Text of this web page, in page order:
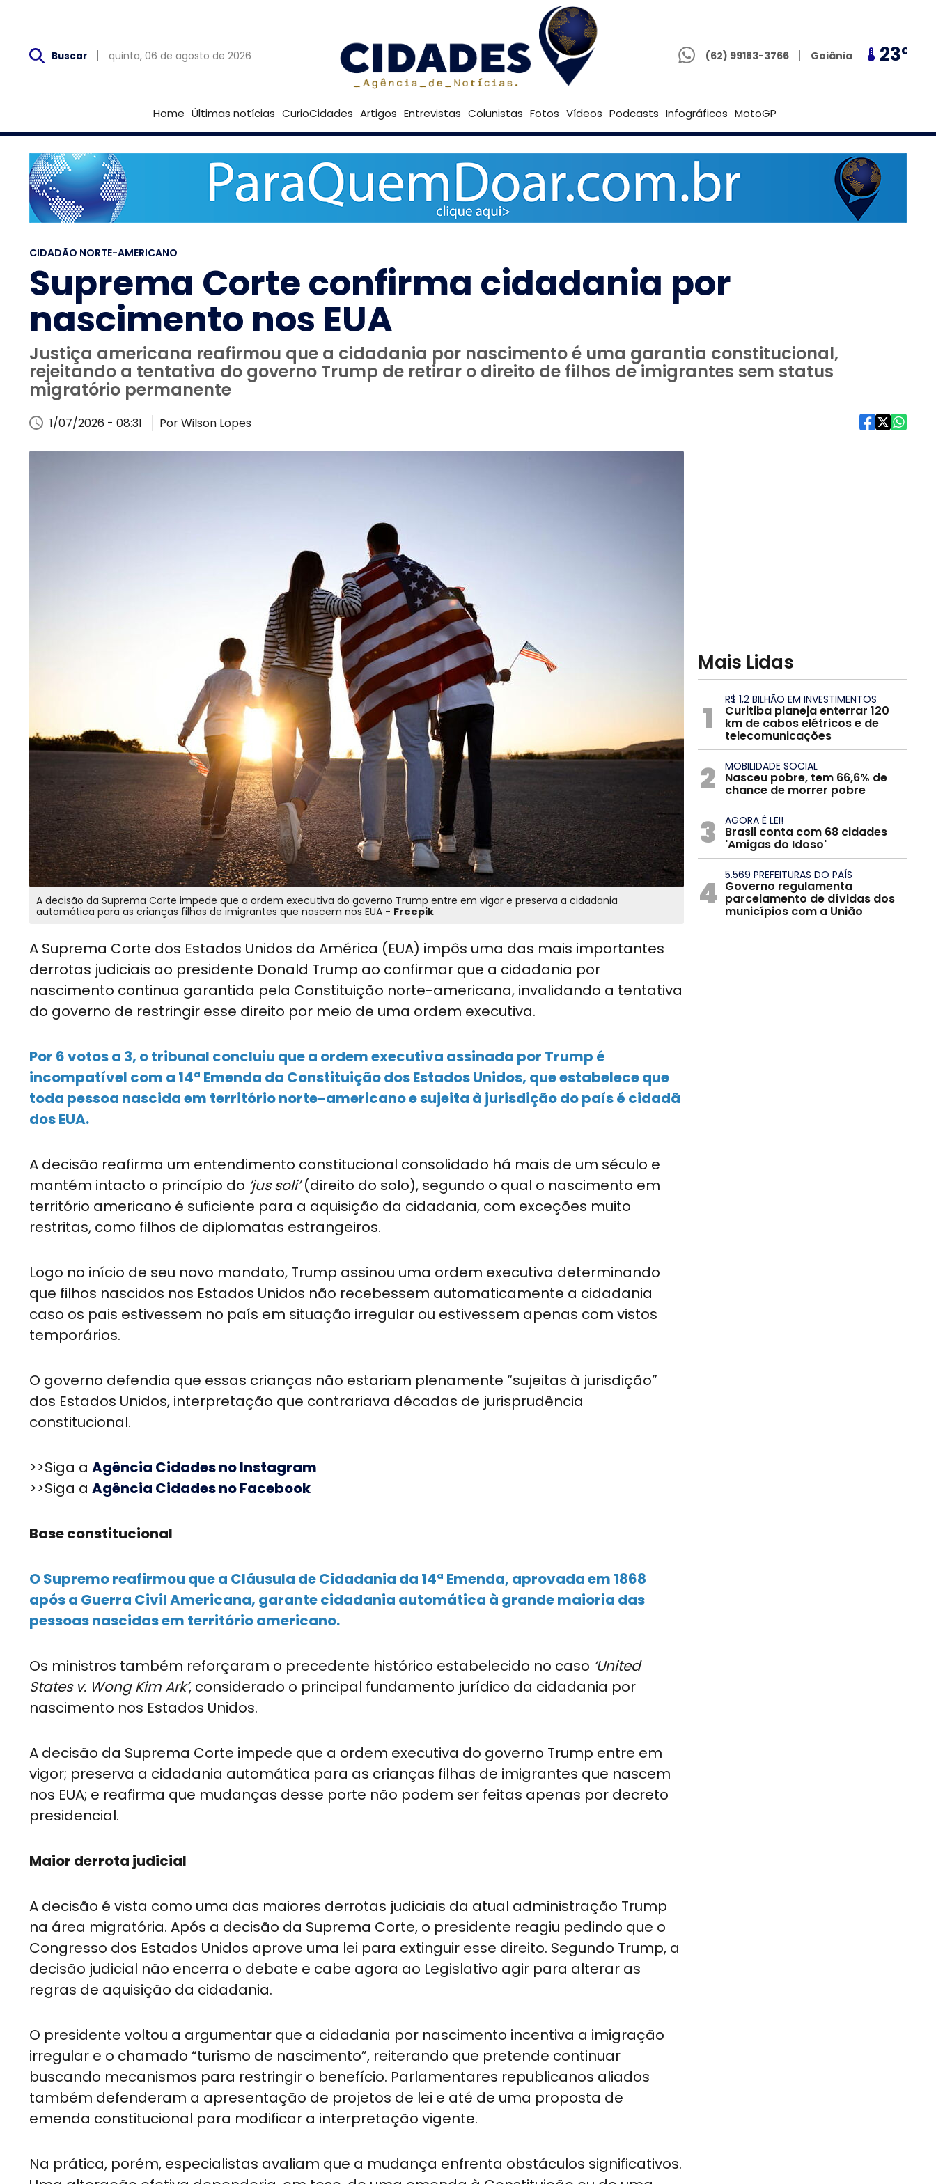
Buscar quinta, 06 de agosto de 2026 (62) 99183-3766
Goiânia 23º Brasília Goiânia 23º Brasília 19º
Home Últimas notícias CurioCidades Artigos Entrevistas Colunistas Fotos Vídeos Podcasts Infográficos MotoGP
CIDADÃO NORTE-AMERICANO
Suprema Corte confirma cidadania por
nascimento nos EUA
Justiça americana reafirmou que a cidadania por nascimento é uma garantia constitucional,
rejeitando a tentativa do governo Trump de retirar o direito de filhos de imigrantes sem status
migratório permanente
1/07/2026 - 08:31 Por Wilson Lopes
A decisão da Suprema Corte impede que a ordem executiva do governo Trump entre em vigor e preserva a cidadania
automática para as crianças filhas de imigrantes que nascem nos EUA - Freepik
A Suprema Corte dos Estados Unidos da América (EUA) impôs uma das mais importantes
derrotas judiciais ao presidente Donald Trump ao confirmar que a cidadania por
nascimento continua garantida pela Constituição norte-americana, invalidando a tentativa
do governo de restringir esse direito por meio de uma ordem executiva.
Por 6 votos a 3, o tribunal concluiu que a ordem executiva assinada por Trump é
incompatível com a 14ª Emenda da Constituição dos Estados Unidos, que estabelece que
toda pessoa nascida em território norte-americano e sujeita à jurisdição do país é cidadã
dos EUA.
A decisão reafirma um entendimento constitucional consolidado há mais de um século e
mantém intacto o princípio do ‘jus soli’(direito do solo), segundo o qual o nascimento em
território americano é suficiente para a aquisição da cidadania, com exceções muito
restritas, como filhos de diplomatas estrangeiros.
Logo no início de seu novo mandato, Trump assinou uma ordem executiva determinando
que filhos nascidos nos Estados Unidos não recebessem automaticamente a cidadania
caso os pais estivessem no país em situação irregular ou estivessem apenas com vistos
temporários.
O governo defendia que essas crianças não estariam plenamente “sujeitas à jurisdição”
dos Estados Unidos, interpretação que contrariava décadas de jurisprudência
constitucional.
>>Siga a Agência Cidades no Instagram
>>Siga a Agência Cidades no Facebook
Base constitucional
O Supremo reafirmou que a Cláusula de Cidadania da 14ª Emenda, aprovada em 1868
após a Guerra Civil Americana, garante cidadania automática à grande maioria das
pessoas nascidas em território americano.
Os ministros também reforçaram o precedente histórico estabelecido no caso ‘United
States v. Wong Kim Ark’, considerado o principal fundamento jurídico da cidadania por
nascimento nos Estados Unidos.
A decisão da Suprema Corte impede que a ordem executiva do governo Trump entre em
vigor; preserva a cidadania automática para as crianças filhas de imigrantes que nascem
nos EUA; e reafirma que mudanças desse porte não podem ser feitas apenas por decreto
presidencial.
Maior derrota judicial
A decisão é vista como uma das maiores derrotas judiciais da atual administração Trump
na área migratória. Após a decisão da Suprema Corte, o presidente reagiu pedindo que o
Congresso dos Estados Unidos aprove uma lei para extinguir esse direito. Segundo Trump, a
decisão judicial não encerra o debate e cabe agora ao Legislativo agir para alterar as
regras de aquisição da cidadania.
O presidente voltou a argumentar que a cidadania por nascimento incentiva a imigração
irregular e o chamado “turismo de nascimento”, reiterando que pretende continuar
buscando mecanismos para restringir o benefício. Parlamentares republicanos aliados
também defenderam a apresentação de projetos de lei e até de uma proposta de
emenda constitucional para modificar a interpretação vigente.
Na prática, porém, especialistas avaliam que a mudança enfrenta obstáculos significativos.
Mais Lidas
1 R$ 1,2 BILHÃO EM INVESTIMENTOS
Curitiba planeja enterrar 120
km de cabos elétricos e de
telecomunicações
2 MOBILIDADE SOCIAL
Nasceu pobre, tem 66,6% de
chance de morrer pobre
3 AGORA É LEI!
Brasil conta com 68 cidades
'Amigas do Idoso'
4 5.569 PREFEITURAS DO PAÍS
Governo regulamenta
parcelamento de dívidas dos
municípios com a União